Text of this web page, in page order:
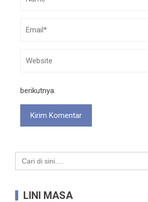
berikutnya.
Search
for:
LINI MASA